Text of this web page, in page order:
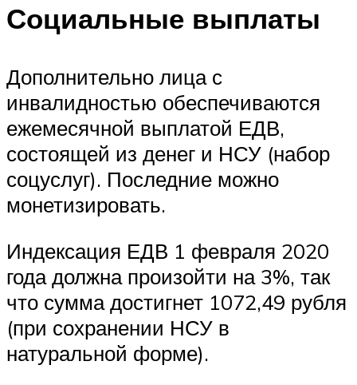
Социальные выплаты
Дополнительно лица с
инвалидностью обеспечиваются
ежемесячной выплатой ЕДВ,
состоящей из денег и НСУ (набор
соцуслуг). Последние можно
монетизировать.
Индексация ЕДВ 1 февраля 2020
года должна произойти на 3%, так
что сумма достигнет 1072,49 рубля
(при сохранении НСУ в
натуральной форме).